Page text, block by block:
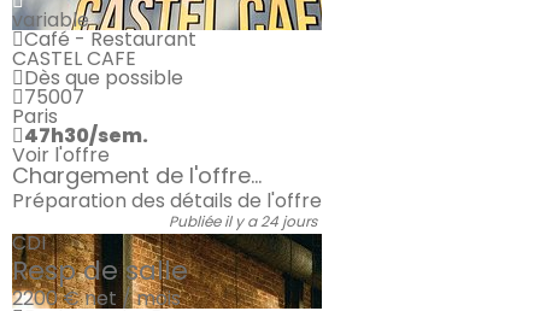
variable
Café - Restaurant
CASTEL CAFE
Dès que possible
75007
Paris
47h30/sem.
Voir l'offre
Chargement de l'offre...
Préparation des détails de l'offre
Publiée il y a 24 jours
CDI
Resp de salle
2200 €net / mois